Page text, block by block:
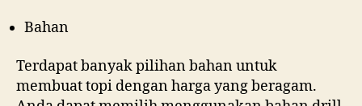
Bahan
Terdapat banyak pilihan bahan untuk
membuat topi dengan harga yang beragam.